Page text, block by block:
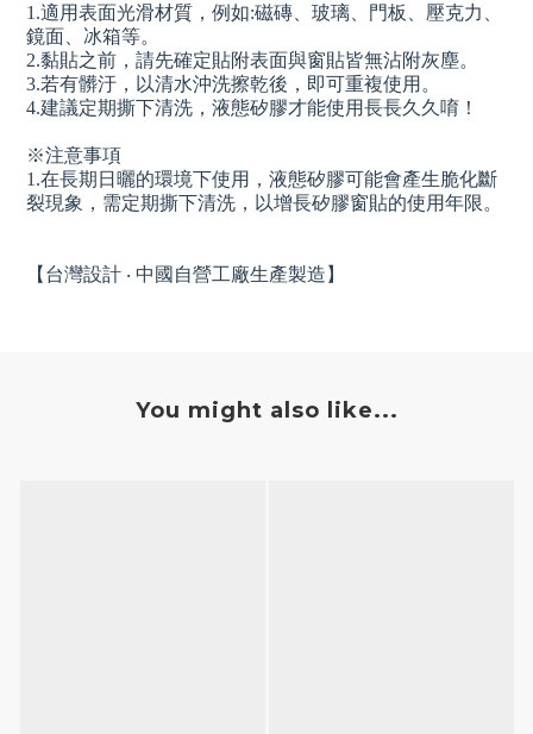
1.適用表面光滑材質，例如:磁磚、玻璃、門板、壓克力、
鏡面、冰箱等。
2.黏貼之前，請先確定貼附表面與窗貼皆無沾附灰塵。
3.若有髒汙，以清水沖洗擦乾後，即可重複使用。
4.建議定期撕下清洗，液態矽膠才能使用長長久久唷！
※注意事項
1.在長期日曬的環境下使用，液態矽膠可能會產生脆化斷
裂現象，需定期撕下清洗，以增長矽膠窗貼的使用年限。
【台灣設計 ‧ 中國自營工廠生產製造】
You might also like...